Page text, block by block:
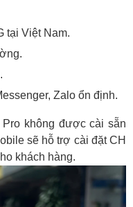
tại Việt Nam.
Zalo ổn định.
Pro không được cài sẵn
sẽ hỗ trợ cài đặt CH
khách hàng.